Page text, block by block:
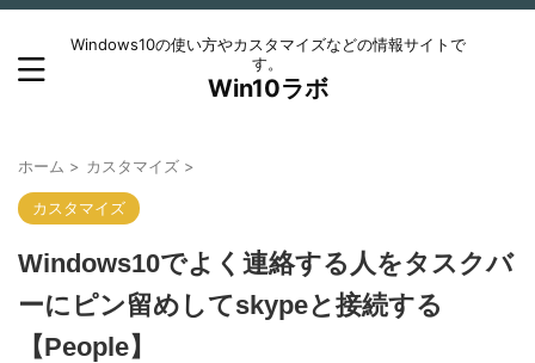
Windows10の使い方やカスタマイズなどの情報サイトで
す。
Win10ラボ
ホーム > カスタマイズ >
カスタマイズ
Windows10でよく連絡する人をタスクバ
ーにピン留めしてskypeと接続する
【People】